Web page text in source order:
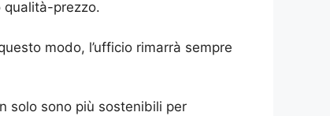
qualità-prezzo.
modo, l’ufficio rimarrà sempre
solo sono più sostenibili per